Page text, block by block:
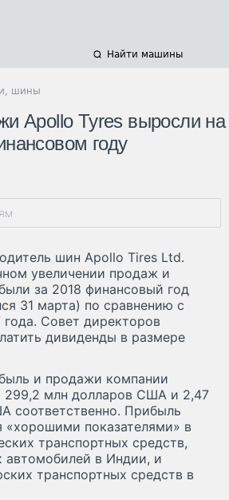
Найти машины
шины
Apollo Tyres выросли на
году
шин Apollo Tires Ltd.
увеличении продаж и
за 2018 финансовый год
31 марта) по сравнению с
года. Совет директоров
дивиденды в размере
и продажи компании
299,2 млн долларов США и 2,47
соответственно. Прибыль
«хорошими показателями» в
транспортных средств,
автомобилей в Индии, и
транспортных средств в